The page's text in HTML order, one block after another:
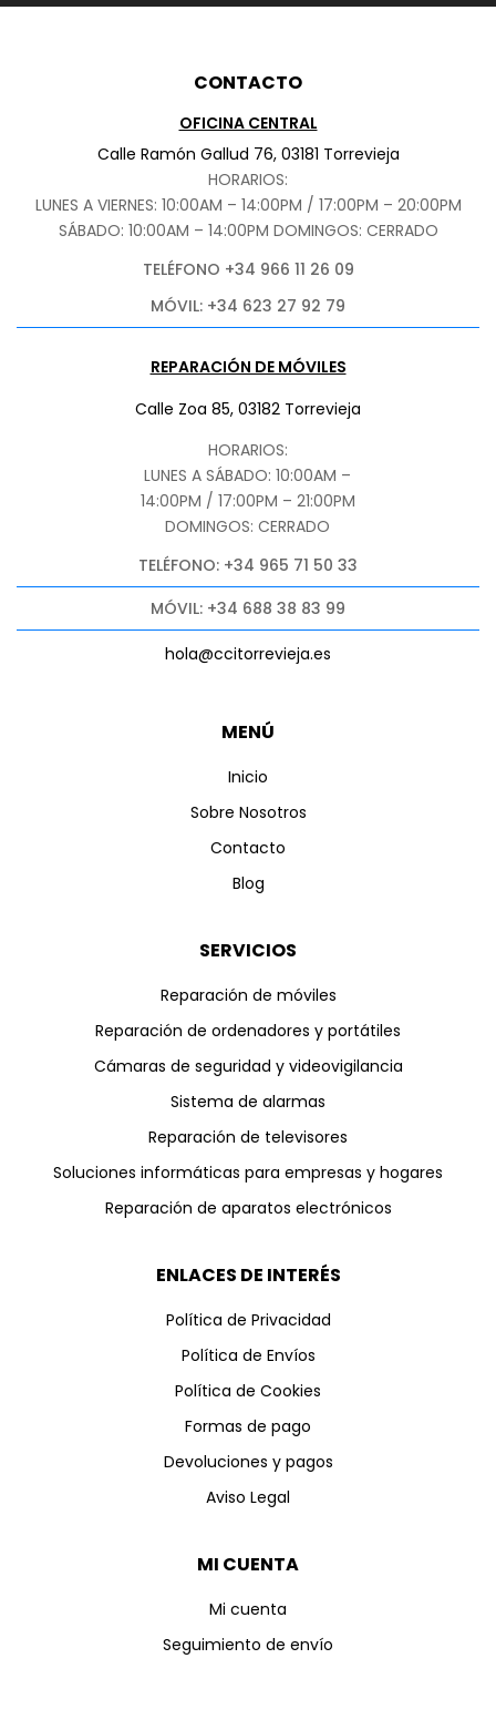
MENÚ
Inicio
Sobre Nosotros
Contacto
Blog
SERVICIOS
Reparación de móviles
Reparación de ordenadores y portátiles
Cámaras de seguridad y videovigilancia
Sistema de alarmas
Reparación de televisores
Soluciones informáticas para empresas y hogares
Reparación de aparatos electrónicos
ENLACES DE INTERÉS
Política de Privacidad
Política de Envíos
Política de Cookies
Formas de pago
Devoluciones y pagos
Aviso Legal
MI CUENTA
Mi cuenta
Seguimiento de envío
CONTACTO
OFICINA CENTRAL
Calle Ramón Gallud 76, 03181 Torrevieja
HORARIOS:
LUNES A VIERNES: 10:00AM – 14:00PM / 17:00PM – 20:00PM
SÁBADO: 10:00AM – 14:00PM DOMINGOS: CERRADO
TELÉFONO +34 966 11 26 09
MÓVIL: +34 623 27 92 79
REPARACIÓN DE MÓVILES
Calle Zoa 85, 03182 Torrevieja
HORARIOS:
LUNES A SÁBADO: 10:00AM –
14:00PM / 17:00PM – 21:00PM
DOMINGOS: CERRADO
TELÉFONO: +34 965 71 50 33
MÓVIL: +34 688 38 83 99
hola@ccitorrevieja.es